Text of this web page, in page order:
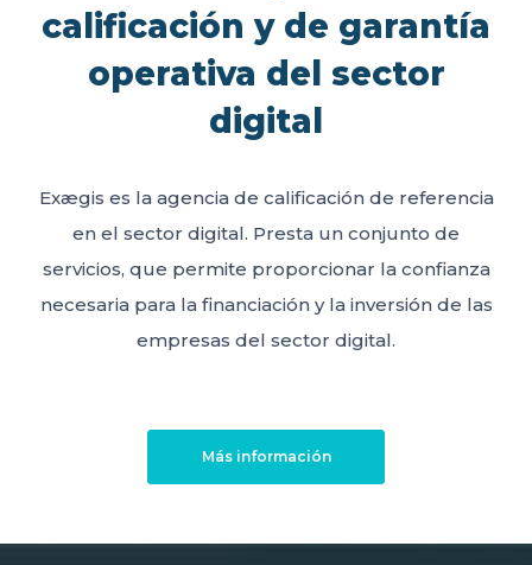
calificación y de garantía
operativa del sector
digital
Exægis es la agencia de calificación de referencia
en el sector digital. Presta un conjunto de
servicios, que permite proporcionar la confianza
necesaria para la financiación y la inversión de las
empresas del sector digital.
Más información